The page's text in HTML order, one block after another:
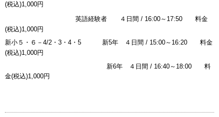
(税込)1,000円
英語経験者
４日間 / 16:00～17:50 料金
(税込)1,000円
新小５・６－4/2・3 ・4・5 新5年 ４日間 / 15:00～16:20 料金
(税込)1,000円
新6年 ４日間 / 16:40～18:00 料
金(税込)1,000円